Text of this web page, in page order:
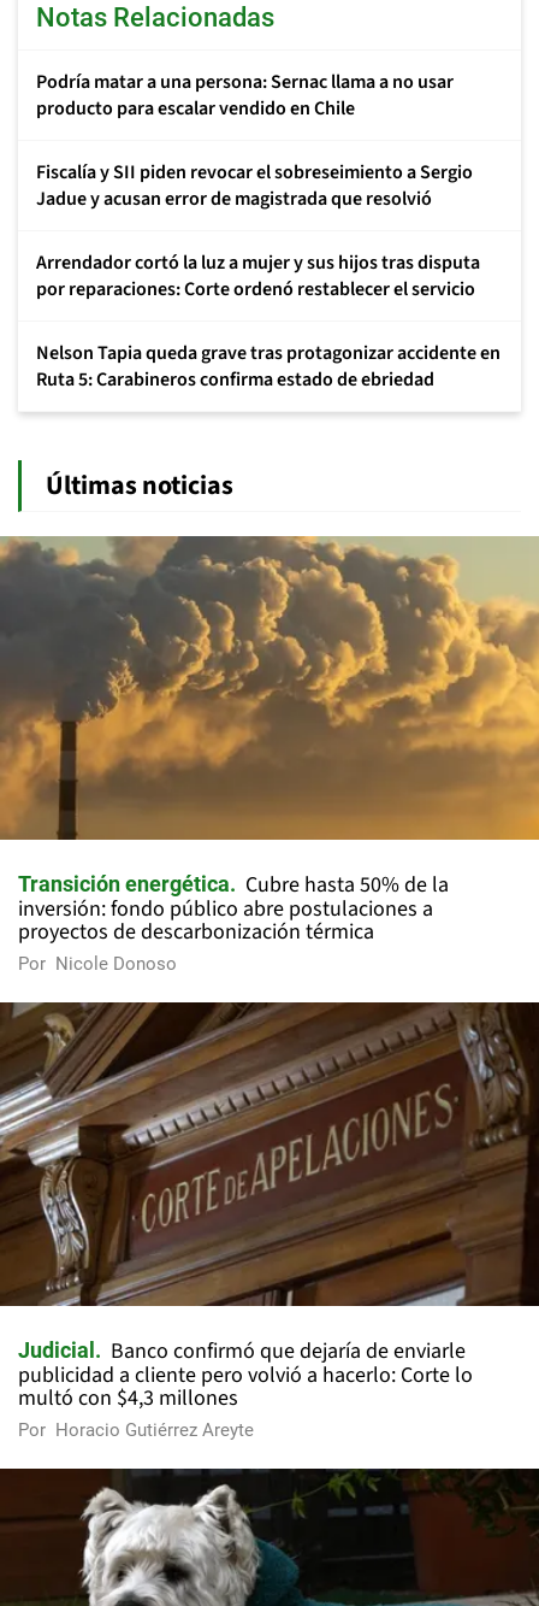
Notas Relacionadas
Podría matar a una persona: Sernac llama a no usar
producto para escalar vendido en Chile
Fiscalía y SII piden revocar el sobreseimiento a Sergio
Jadue y acusan error de magistrada que resolvió
Arrendador cortó la luz a mujer y sus hijos tras disputa
por reparaciones: Corte ordenó restablecer el servicio
Nelson Tapia queda grave tras protagonizar accidente en
Ruta 5: Carabineros confirma estado de ebriedad
Últimas noticias
Transición energética
Cubre hasta 50% de la
inversión: fondo público abre postulaciones a
proyectos de descarbonización térmica
Por Nicole Donoso
Judicial
Banco confirmó que dejaría de enviarle
publicidad a cliente pero volvió a hacerlo: Corte lo
multó con $4,3 millones
Por Horacio Gutiérrez Areyte